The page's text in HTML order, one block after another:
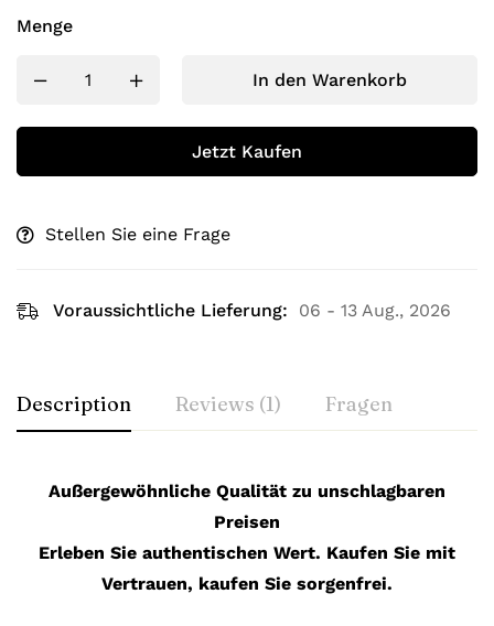
Menge
In den Warenkorb
Jetzt Kaufen
Stellen Sie eine Frage
Voraussichtliche Lieferung: 06 - 13 Aug., 2026
Description Reviews (1) Fragen
Außergewöhnliche Qualität zu unschlagbaren
Preisen
Erleben Sie authentischen Wert. Kaufen Sie mit
Vertrauen, kaufen Sie sorgenfrei.